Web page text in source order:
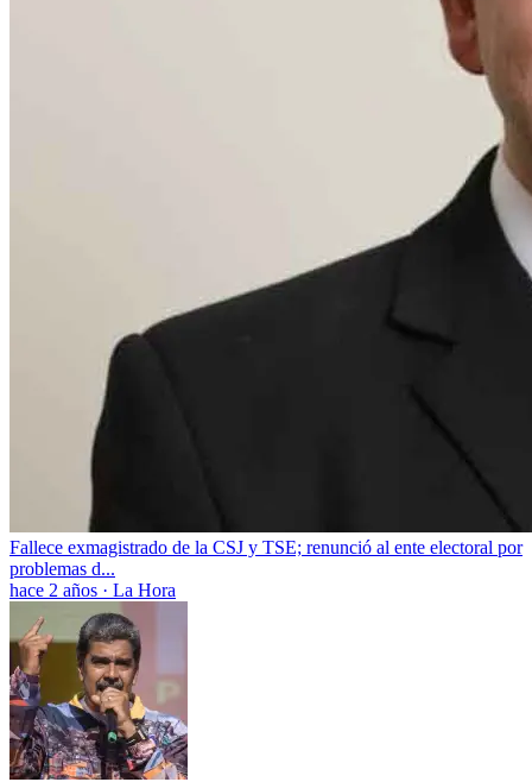
Fallece exmagistrado de la CSJ y TSE; renunció al ente electoral por
problemas d...
hace 2 años · La Hora